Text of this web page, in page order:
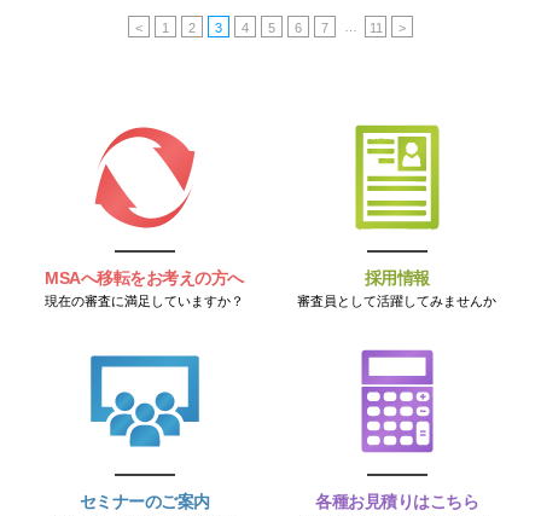
< 1 2 3 4 5 6 7 11 >
MSAへ移転をお考えの方へ
現在の審査に満足していますか？
採用情報
審査員として活躍してみませんか
セミナーのご案内 各種お見積りはこちら